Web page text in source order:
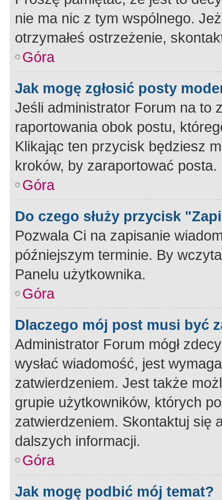
nie ma nic z tym wspólnego.
otrzymałeś ostrzeżenie,
Góra
Jak mogę zgłosić posty
Jeśli administrator Forum na to
raportowania obok postu,
Klikając ten przycisk będziesz
kroków, by zaraportować posta.
Góra
Do czego służy przycisk
Pozwala Ci na zapisanie
późniejszym terminie. By
Panelu użytkownika.
Góra
Dlaczego mój post musi być
Administrator Forum mógł
wysłać wiadomość, jest
zatwierdzeniem. Jest także
grupie użytkowników, których
zatwierdzeniem. Skontaktuj się
dalszych informacji.
Góra
Jak mogę podbić mój temat?